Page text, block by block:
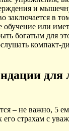
и
заключается в
обучение или
богатым для
компакт-
для
– не важно, 5
его страхам с